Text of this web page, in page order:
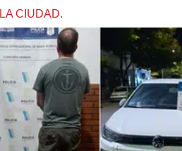
LA CIUDAD.